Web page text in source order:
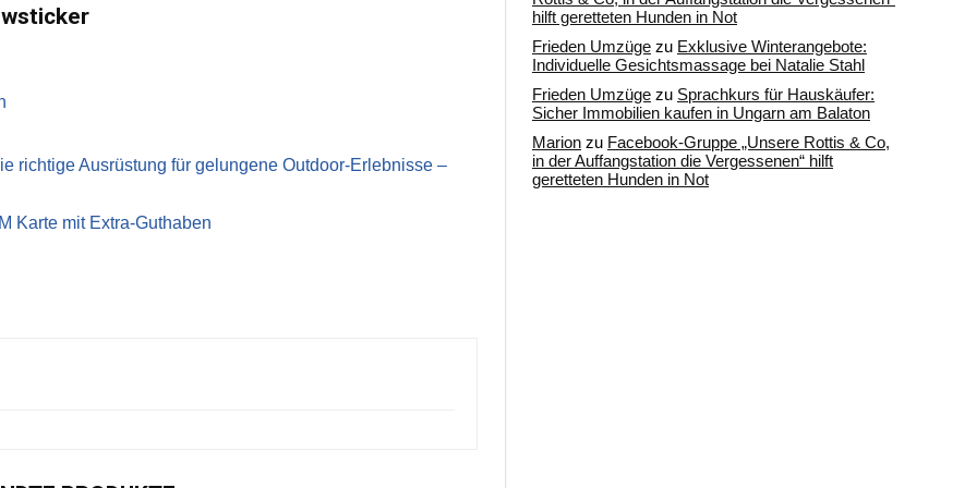
richtige Ausrüstung für gelungene Outdoor-Erlebnisse –
Karte mit Extra-Guthaben
hilft geretteten Hunden in Not
Frieden Umzüge zu Exklusive Winterangebote:
Individuelle Gesichtsmassage bei Natalie Stahl
Frieden Umzüge zu Sprachkurs für Hauskäufer:
Sicher Immobilien kaufen in Ungarn am Balaton
Marion zu Facebook-Gruppe „Unsere Rottis & Co,
in der Auffangstation die Vergessenen“ hilft
geretteten Hunden in Not